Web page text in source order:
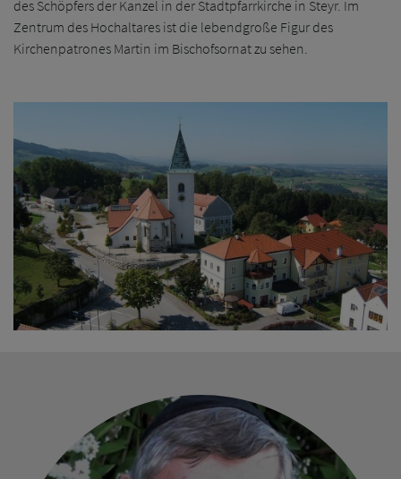
des Schöpfers der Kanzel in der Stadtpfarrkirche in Steyr. Im
Zentrum des Hochaltares ist die lebendgroße Figur des
Kirchenpatrones Martin im Bischofsornat zu sehen.